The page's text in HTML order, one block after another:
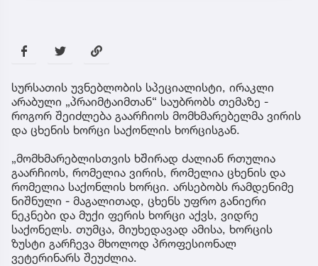
სურსათის უვნებლობის სპეციალისტი, ირაკლი
არაბული „პრაიმტაიმთან“ საუბრობს თემაზე -
როგორ შეიძლება გაარჩიოს მომხმარებელმა ვირის
და ცხენის ხორცი საქონლის ხორცისგან.
„მომხმარებლისთვის ხშირად ძალიან რთულია
გაარჩიოს, რომელია ვირის, რომელია ცხენის და
რომელია საქონლის ხორცი. არსებობს რამდენიმე
ნიშნული - მაგალითად, ცხენს უფრო განიერი
ნეკნები და მუქი ფერის ხორცი აქვს, ვიდრე
საქონელს. თუმცა, მიუხედავად ამისა, ხორცის
ზუსტი გარჩევა მხოლოდ პროფესიონალ
ვეტერინარს შეუძლია.